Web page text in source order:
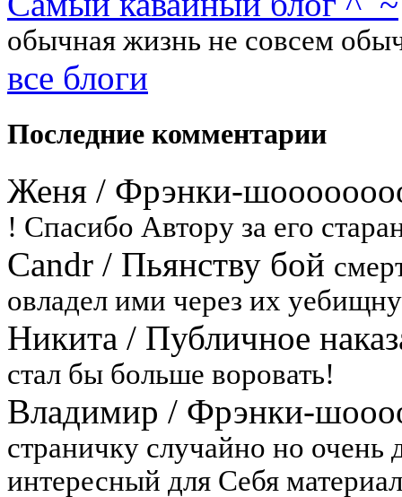
обычная жизнь не совсем
все блоги
Последние комментарии
Женя / Фрэнки-
! Спасибо Автору за его
Candr / Пьянству бой
овладел ими через их
Никита / Публичное
стал бы больше воровать!
Владимир / Фрэнки-
страничку случайно но очень
интересный для Себя